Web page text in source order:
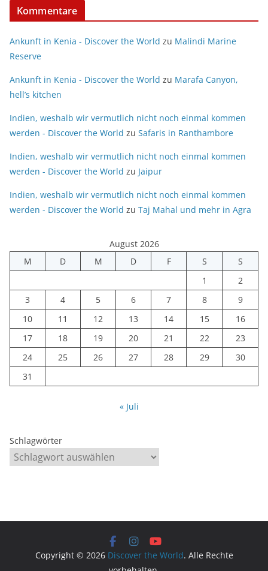
Kommentare
Ankunft in Kenia - Discover the World zu Malindi Marine
Reserve
Ankunft in Kenia - Discover the World zu Marafa Canyon,
hell’s kitchen
Indien, weshalb wir vermutlich nicht noch einmal kommen
werden - Discover the World zu Safaris in Ranthambore
Indien, weshalb wir vermutlich nicht noch einmal kommen
werden - Discover the World zu Jaipur
Indien, weshalb wir vermutlich nicht noch einmal kommen
werden - Discover the World zu Taj Mahal und mehr in Agra
August 2026
M
D M D F S
S
1
2
3
4 5 6 7 8
9
10
11 12 13 14 15
16
17
18 19 20 21 22
23
24
25 26 27 28 29
30
31
« Juli
Schlagwörter
Copyright © 2026 Discover the World. Alle Rechte